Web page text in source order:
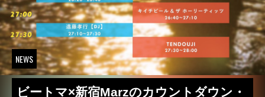
NEWS
ビートマ×新宿Marzのカウントダウン・